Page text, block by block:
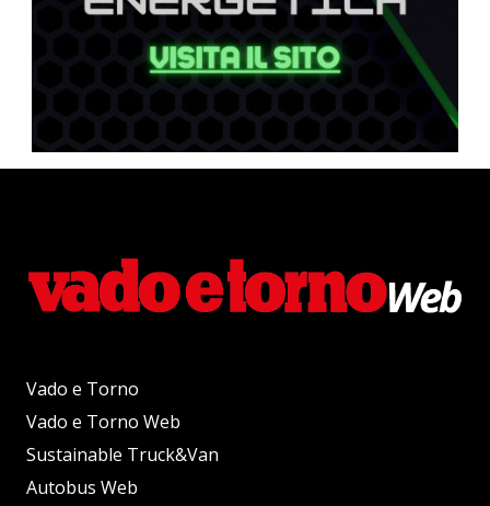
Vado e Torno
Vado e Torno Web
Sustainable Truck&Van
Autobus Web